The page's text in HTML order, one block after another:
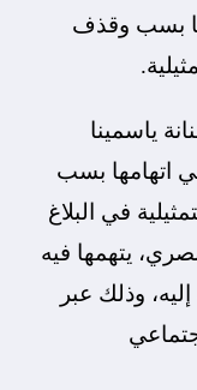
بسب وقذف
ياسمينا
في اتهامها بسب
في البلاغ
يتهمها فيه
وذلك عبر